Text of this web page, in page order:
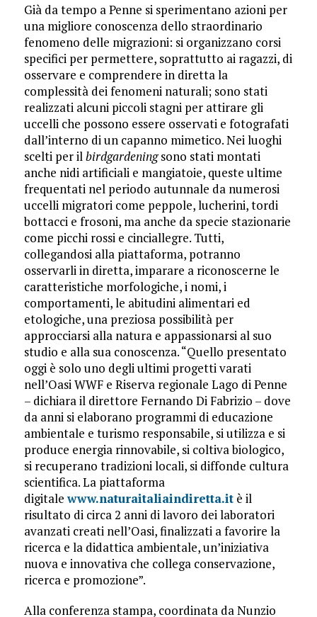
Già da tempo a Penne si sperimentano azioni per
una migliore conoscenza dello straordinario
fenomeno delle migrazioni: si organizzano corsi
specifici per permettere, soprattutto ai ragazzi, di
osservare e comprendere in diretta la
complessità dei fenomeni naturali; sono stati
realizzati alcuni piccoli stagni per attirare gli
uccelli che possono essere osservati e fotografati
dall’interno di un capanno mimetico. Nei luoghi
scelti per ilbirdgardeningsono stati montati
anche nidi artificiali e mangiatoie, queste ultime
frequentati nel periodo autunnale da numerosi
uccelli migratori come peppole, lucherini, tordi
bottacci e frosoni, ma anche da specie stazionarie
come picchi rossi e cinciallegre. Tutti,
collegandosi alla piattaforma, potranno
osservarli in diretta, imparare a riconoscerne le
caratteristiche morfologiche, i nomi, i
comportamenti, le abitudini alimentari ed
etologiche, una preziosa possibilità per
approcciarsi alla natura e appassionarsi al suo
studio e alla sua conoscenza. “Quello presentato
oggi è solo uno degli ultimi progetti varati
nell’Oasi WWF e Riserva regionale Lago di Penne
– dichiara il direttore Fernando Di Fabrizio – dove
da anni si elaborano programmi di educazione
ambientale e turismo responsabile, si utilizza e si
produce energia rinnovabile, si coltiva biologico,
si recuperano tradizioni locali, si diffonde cultura
scientifica. La piattaforma
digitalewww.naturaitaliaindiretta.itè il
risultato di circa 2 anni di lavoro dei laboratori
avanzati creati nell’Oasi, finalizzati a favorire la
ricerca e la didattica ambientale, un’iniziativa
nuova e innovativa che collega conservazione,
ricerca e promozione”.
Alla conferenza stampa, coordinata da Nunzio